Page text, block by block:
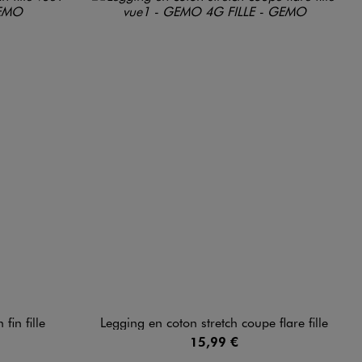
fin fille
Legging en coton stretch coupe flare fille
15,99 €